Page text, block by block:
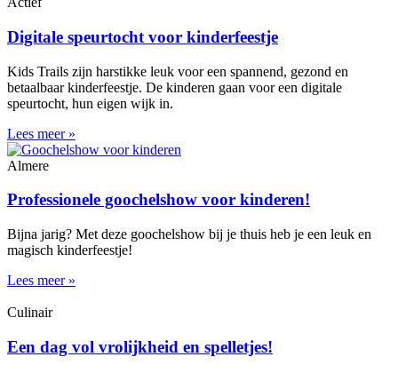
Digitale speurtocht voor kinderfeestje
Kids Trails zijn harstikke leuk voor een spannend, gezond en
betaalbaar kinderfeestje. De kinderen gaan voor een digitale
speurtocht, hun eigen wijk in.
Lees meer »
Almere
Professionele goochelshow voor kinderen!
Bijna jarig? Met deze goochelshow bij je thuis heb je een leuk en
magisch kinderfeestje!
Lees meer »
Culinair
Een dag vol vrolijkheid en spelletjes!